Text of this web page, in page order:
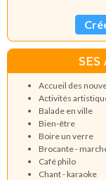
SES
Accueil des
Activités
Balade en ville
Bien-être
Boire un verre
Brocante -
Café philo
Chant - karaoke